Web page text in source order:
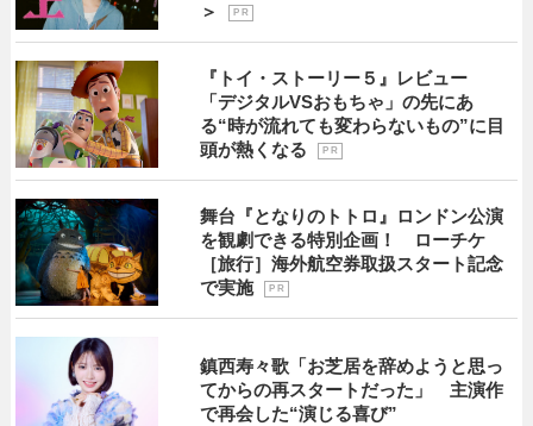
＞
P R
『トイ・ストーリー５』レビュー
「デジタルVSおもちゃ」の先にあ
る“時が流れても変わらないもの”に目
頭が熱くなる
P R
舞台『となりのトトロ』ロンドン公演
を観劇できる特別企画！ ローチケ
［旅行］海外航空券取扱スタート記念
で実施
P R
鎮西寿々歌「お芝居を辞めようと思っ
てからの再スタートだった」 主演作
で再会した“演じる喜び”